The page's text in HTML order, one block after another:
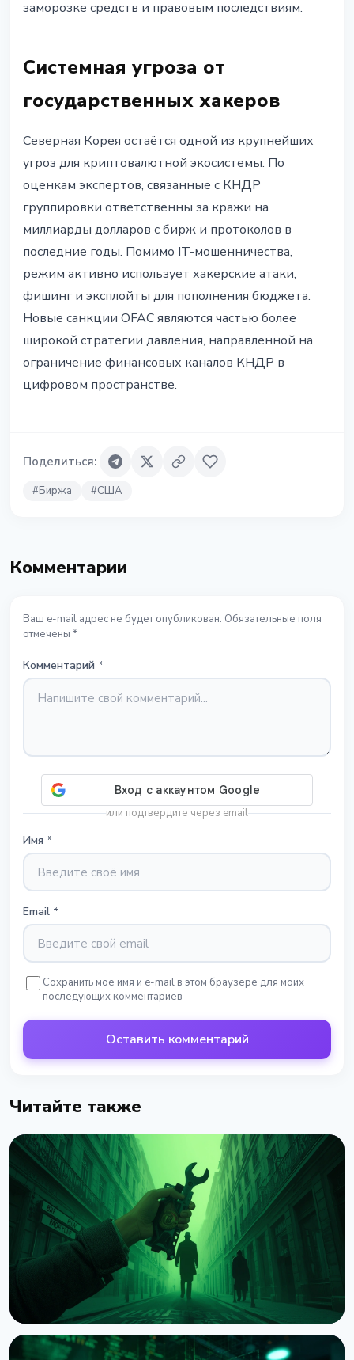
заморозке средств и правовым последствиям.
Системная угроза от
государственных хакеров
Северная Корея остаётся одной из крупнейших
угроз для криптовалютной экосистемы. По
оценкам экспертов, связанные с КНДР
группировки ответственны за кражи на
миллиарды долларов с бирж и протоколов в
последние годы. Помимо IT-мошенничества,
режим активно использует хакерские атаки,
фишинг и эксплойты для пополнения бюджета.
Новые санкции OFAC являются частью более
широкой стратегии давления, направленной на
ограничение финансовых каналов КНДР в
цифровом пространстве.
Поделиться:
#Биржа #США
Комментарии
Ваш e-mail адрес не будет опубликован. Обязательные поля
отмечены *
Комментарий *
или подтвердите через email
Имя *
Email *
Сохранить моё имя и e-mail в этом браузере для моих
последующих комментариев
Оставить комментарий
Читайте также
НОВОСТЬ